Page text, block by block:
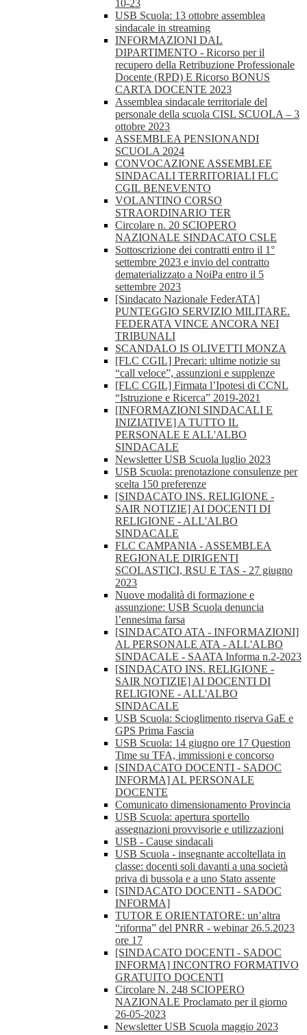
10-23
USB Scuola: 13 ottobre assemblea
sindacale in streaming
INFORMAZIONI DAL
DIPARTIMENTO - Ricorso per il
recupero della Retribuzione Professionale
Docente (RPD) E Ricorso BONUS
CARTA DOCENTE 2023
Assemblea sindacale territoriale del
personale della scuola CISL SCUOLA – 3
ottobre 2023
ASSEMBLEA PENSIONANDI
SCUOLA 2024
CONVOCAZIONE ASSEMBLEE
SINDACALI TERRITORIALI FLC
CGIL BENEVENTO
VOLANTINO CORSO
STRAORDINARIO TER
Circolare n. 20 SCIOPERO
NAZIONALE SINDACATO CSLE
Sottoscrizione dei contratti entro il 1°
settembre 2023 e invio del contratto
dematerializzato a NoiPa entro il 5
settembre 2023
[Sindacato Nazionale FederATA]
PUNTEGGIO SERVIZIO MILITARE.
FEDERATA VINCE ANCORA NEI
TRIBUNALI
SCANDALO IS OLIVETTI MONZA
[FLC CGIL] Precari: ultime notizie su
“call veloce”, assunzioni e supplenze
[FLC CGIL] Firmata l’Ipotesi di CCNL
“Istruzione e Ricerca” 2019-2021
[INFORMAZIONI SINDACALI E
INIZIATIVE] A TUTTO IL
PERSONALE E ALL'ALBO
SINDACALE
Newsletter USB Scuola luglio 2023
USB Scuola: prenotazione consulenze per
scelta 150 preferenze
[SINDACATO INS. RELIGIONE -
SAIR NOTIZIE] AI DOCENTI DI
RELIGIONE - ALL'ALBO
SINDACALE
FLC CAMPANIA - ASSEMBLEA
REGIONALE DIRIGENTI
SCOLASTICI, RSU E TAS - 27 giugno
2023
Nuove modalità di formazione e
assunzione: USB Scuola denuncia
l’ennesima farsa
[SINDACATO ATA - INFORMAZIONI]
AL PERSONALE ATA - ALL'ALBO
SINDACALE - SAATA Informa n.2-2023
[SINDACATO INS. RELIGIONE -
SAIR NOTIZIE] AI DOCENTI DI
RELIGIONE - ALL'ALBO
SINDACALE
USB Scuola: Scioglimento riserva GaE e
GPS Prima Fascia
USB Scuola: 14 giugno ore 17 Question
Time su TFA, immissioni e concorso
[SINDACATO DOCENTI - SADOC
INFORMA] AL PERSONALE
DOCENTE
Comunicato dimensionamento Provincia
USB Scuola: apertura sportello
assegnazioni provvisorie e utilizzazioni
USB - Cause sindacali
USB Scuola - insegnante accoltellata in
classe: docenti soli davanti a una società
priva di bussola e a uno Stato assente
[SINDACATO DOCENTI - SADOC
INFORMA]
TUTOR E ORIENTATORE: un’altra
“riforma” del PNRR - webinar 26.5.2023
ore 17
[SINDACATO DOCENTI - SADOC
INFORMA] INCONTRO FORMATIVO
GRATUITO DOCENTI
Circolare N. 248 SCIOPERO
NAZIONALE Proclamato per il giorno
26-05-2023
Newsletter USB Scuola maggio 2023